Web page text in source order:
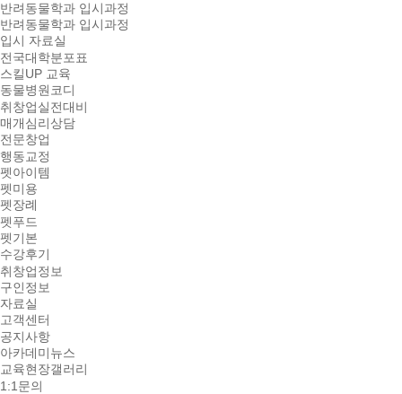
반려동물학과 입시과정
반려동물학과 입시과정
입시 자료실
전국대학분포표
스킬UP 교육
동물병원코디
취창업실전대비
매개심리상담
전문창업
행동교정
펫아이템
펫미용
펫장례
펫푸드
펫기본
수강후기
취창업정보
구인정보
자료실
고객센터
공지사항
아카데미뉴스
교육현장갤러리
1:1문의